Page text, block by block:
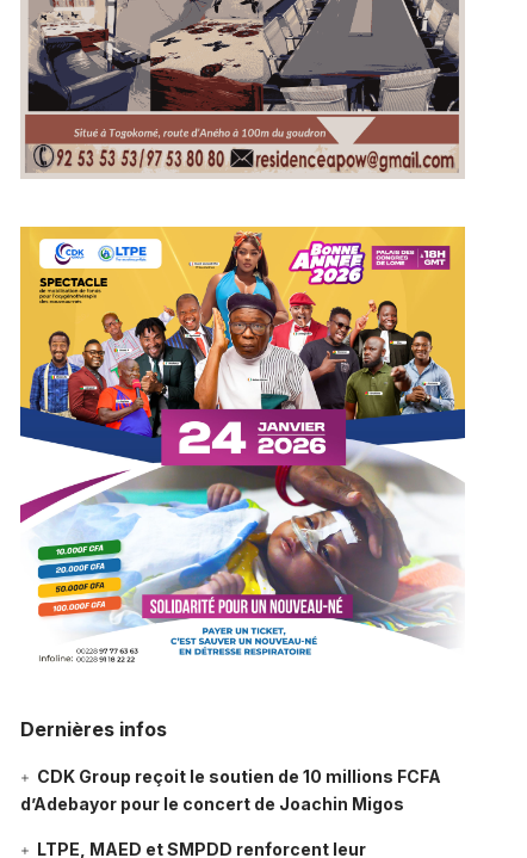
Dernières infos
CDK Group reçoit le soutien de 10 millions FCFA
d’Adebayor pour le concert de Joachin Migos
LTPE, MAED et SMPDD renforcent leur